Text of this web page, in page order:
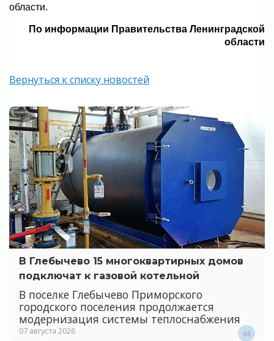
области.
По информации Правительства Ленинградской
области
Вернуться к списку новостей
В Глебычево 15 многоквартирных домов
подключат к газовой котельной
В поселке Глебычево Приморского
городского поселения продолжается
модернизация системы теплоснабжения
07 августа 2026 64